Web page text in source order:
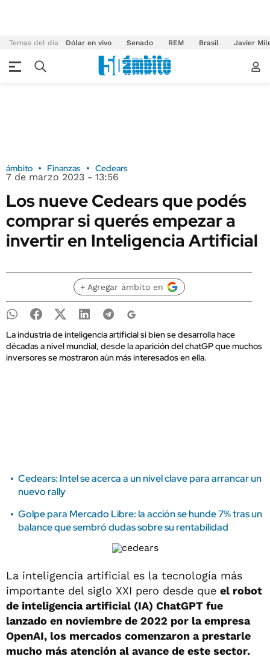
Temas del día Dólar en vivo Senado REM Brasil Javier
ámbito Finanzas Cedears
7 de marzo 2023 - 13:56
Los nueve Cedears que podés
comprar si querés empezar a
invertir en Inteligencia Artificial
+ Agregar ámbito en
La industria de inteligencia artificial si bien se desarrolla hace
décadas a nivel mundial, desde la aparición del chatGP que muchos
inversores se mostraron aún más interesados en ella.
Cedears: Intel se acerca a un nivel clave para arrancar un
nuevo rally
Golpe para Mercado Libre: la acción se hunde 7% tras un
balance que sembró dudas sobre su rentabilidad
La inteligencia artificial es la tecnología más
importante del siglo XXI pero desde que el robot
de inteligencia artificial (IA) ChatGPT fue
lanzado en noviembre de 2022 por la empresa
OpenAI, los mercados comenzaron a prestarle
mucho más atención al avance de este sector.